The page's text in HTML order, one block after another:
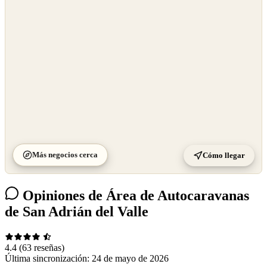
Más negocios cerca Cómo llegar
Opiniones de Área de Autocaravanas
de San Adrián del Valle
4.4 (63 reseñas)
Última sincronización: 24 de mayo de 2026